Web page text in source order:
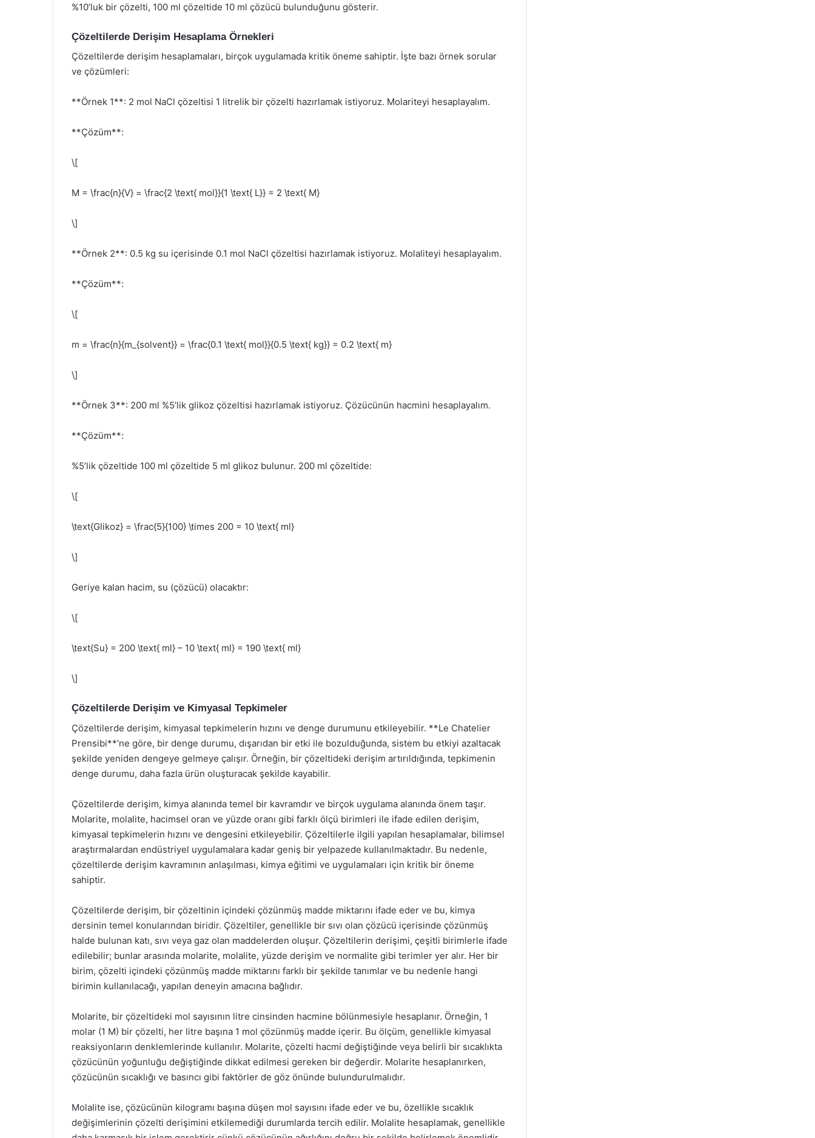
%10’luk bir çözelti, 100 ml çözeltide 10 ml çözücü bulunduğunu gösterir.
Çözeltilerde Derişim Hesaplama Örnekleri
Çözeltilerde derişim hesaplamaları, birçok uygulamada kritik öneme sahiptir. İşte bazı örnek sorular
ve çözümleri:
**Örnek 1**: 2 mol NaCl çözeltisi 1 litrelik bir çözelti hazırlamak istiyoruz. Molariteyi hesaplayalım.
**Çözüm**:
\[
M = \frac{n}{V} = \frac{2 \text{ mol}}{1 \text{ L}} = 2 \text{ M}
\]
**Örnek 2**: 0.5 kg su içerisinde 0.1 mol NaCl çözeltisi hazırlamak istiyoruz. Molaliteyi hesaplayalım.
**Çözüm**:
\[
m = \frac{n}{m_{solvent}} = \frac{0.1 \text{ mol}}{0.5 \text{ kg}} = 0.2 \text{ m}
\]
**Örnek 3**: 200 ml %5’lik glikoz çözeltisi hazırlamak istiyoruz. Çözücünün hacmini hesaplayalım.
**Çözüm**:
%5’lik çözeltide 100 ml çözeltide 5 ml glikoz bulunur. 200 ml çözeltide:
\[
\text{Glikoz} = \frac{5}{100} \times 200 = 10 \text{ ml}
\]
Geriye kalan hacim, su (çözücü) olacaktır:
\[
\text{Su} = 200 \text{ ml} – 10 \text{ ml} = 190 \text{ ml}
\]
Çözeltilerde Derişim ve Kimyasal Tepkimeler
Çözeltilerde derişim, kimyasal tepkimelerin hızını ve denge durumunu etkileyebilir. **Le Chatelier
Prensibi**’ne göre, bir denge durumu, dışarıdan bir etki ile bozulduğunda, sistem bu etkiyi azaltacak
şekilde yeniden dengeye gelmeye çalışır. Örneğin, bir çözeltideki derişim artırıldığında, tepkimenin
denge durumu, daha fazla ürün oluşturacak şekilde kayabilir.
Çözeltilerde derişim, kimya alanında temel bir kavramdır ve birçok uygulama alanında önem taşır.
Molarite, molalite, hacimsel oran ve yüzde oranı gibi farklı ölçü birimleri ile ifade edilen derişim,
kimyasal tepkimelerin hızını ve dengesini etkileyebilir. Çözeltilerle ilgili yapılan hesaplamalar, bilimsel
araştırmalardan endüstriyel uygulamalara kadar geniş bir yelpazede kullanılmaktadır. Bu nedenle,
çözeltilerde derişim kavramının anlaşılması, kimya eğitimi ve uygulamaları için kritik bir öneme
sahiptir.
Çözeltilerde derişim, bir çözeltinin içindeki çözünmüş madde miktarını ifade eder ve bu, kimya
dersinin temel konularından biridir. Çözeltiler, genellikle bir sıvı olan çözücü içerisinde çözünmüş
halde bulunan katı, sıvı veya gaz olan maddelerden oluşur. Çözeltilerin derişimi, çeşitli birimlerle ifade
edilebilir; bunlar arasında molarite, molalite, yüzde derişim ve normalite gibi terimler yer alır. Her bir
birim, çözelti içindeki çözünmüş madde miktarını farklı bir şekilde tanımlar ve bu nedenle hangi
birimin kullanılacağı, yapılan deneyin amacına bağlıdır.
Molarite, bir çözeltideki mol sayısının litre cinsinden hacmine bölünmesiyle hesaplanır. Örneğin, 1
molar (1 M) bir çözelti, her litre başına 1 mol çözünmüş madde içerir. Bu ölçüm, genellikle kimyasal
reaksiyonların denklemlerinde kullanılır. Molarite, çözelti hacmi değiştiğinde veya belirli bir sıcaklıkta
çözücünün yoğunluğu değiştiğinde dikkat edilmesi gereken bir değerdir. Molarite hesaplanırken,
çözücünün sıcaklığı ve basıncı gibi faktörler de göz önünde bulundurulmalıdır.
Molalite ise, çözücünün kilogramı başına düşen mol sayısını ifade eder ve bu, özellikle sıcaklık
değişimlerinin çözelti derişimini etkilemediği durumlarda tercih edilir. Molalite hesaplamak, genellikle